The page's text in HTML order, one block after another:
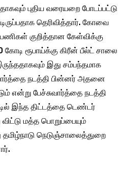
புதிய வரையறை போடப்பட்டு
தெரிவித்தார். கோவை
பணிகள் குறித்தான கேள்விக்கு
ரூபாய்க்கு கிரீன் பீல்ட் சாலை
இது சம்பந்தமாக
நடத்தி பின்னர் அதனை
என்று பேச்சுவார்த்தை நடத்தி
இந்த திட்டத்தை டெண்டர்
மத்த பொறுப்பையும்
நெடுஞ்சாலைத்துறை